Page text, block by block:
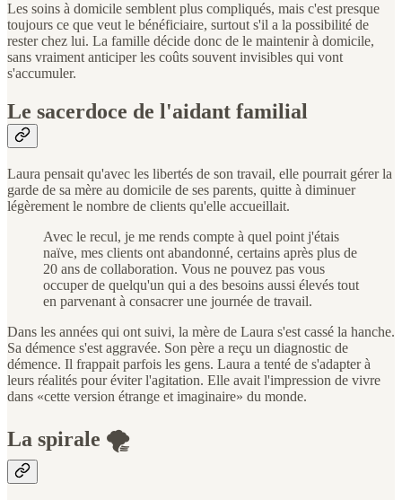
Les soins à domicile semblent plus compliqués, mais c'est presque
toujours ce que veut le bénéficiaire, surtout s'il a la possibilité de
rester chez lui. La famille décide donc de le maintenir à domicile,
sans vraiment anticiper les coûts souvent invisibles qui vont
s'accumuler.
Le sacerdoce de l'aidant familial
Laura pensait qu'avec les libertés de son travail, elle pourrait gérer la
garde de sa mère au domicile de ses parents, quitte à diminuer
légèrement le nombre de clients qu'elle accueillait.
Avec le recul, je me rends compte à quel point j'étais
naïve, mes clients ont abandonné, certains après plus de
20 ans de collaboration. Vous ne pouvez pas vous
occuper de quelqu'un qui a des besoins aussi élevés tout
en parvenant à consacrer une journée de travail.
Dans les années qui ont suivi, la mère de Laura s'est cassé la hanche.
Sa démence s'est aggravée. Son père a reçu un diagnostic de
démence. Il frappait parfois les gens. Laura a tenté de s'adapter à
leurs réalités pour éviter l'agitation. Elle avait l'impression de vivre
dans «cette version étrange et imaginaire» du monde.
La spirale 🌪